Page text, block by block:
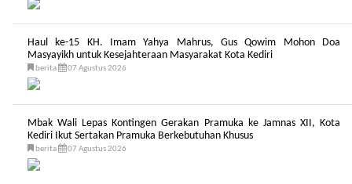
Haul ke-15 KH. Imam Yahya Mahrus, Gus Qowim Mohon Doa
Masyayikh untuk Kesejahteraan Masyarakat Kota Kediri
berita 07 Agustus 2026
Mbak Wali Lepas Kontingen Gerakan Pramuka ke Jamnas XII, Kota
Kediri Ikut Sertakan Pramuka Berkebutuhan Khusus
berita 07 Agustus 2026